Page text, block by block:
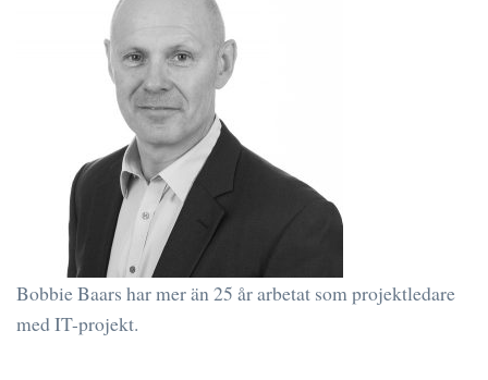
Bobbie Baars har mer än 25 år arbetat som projektledare
med IT-projekt.